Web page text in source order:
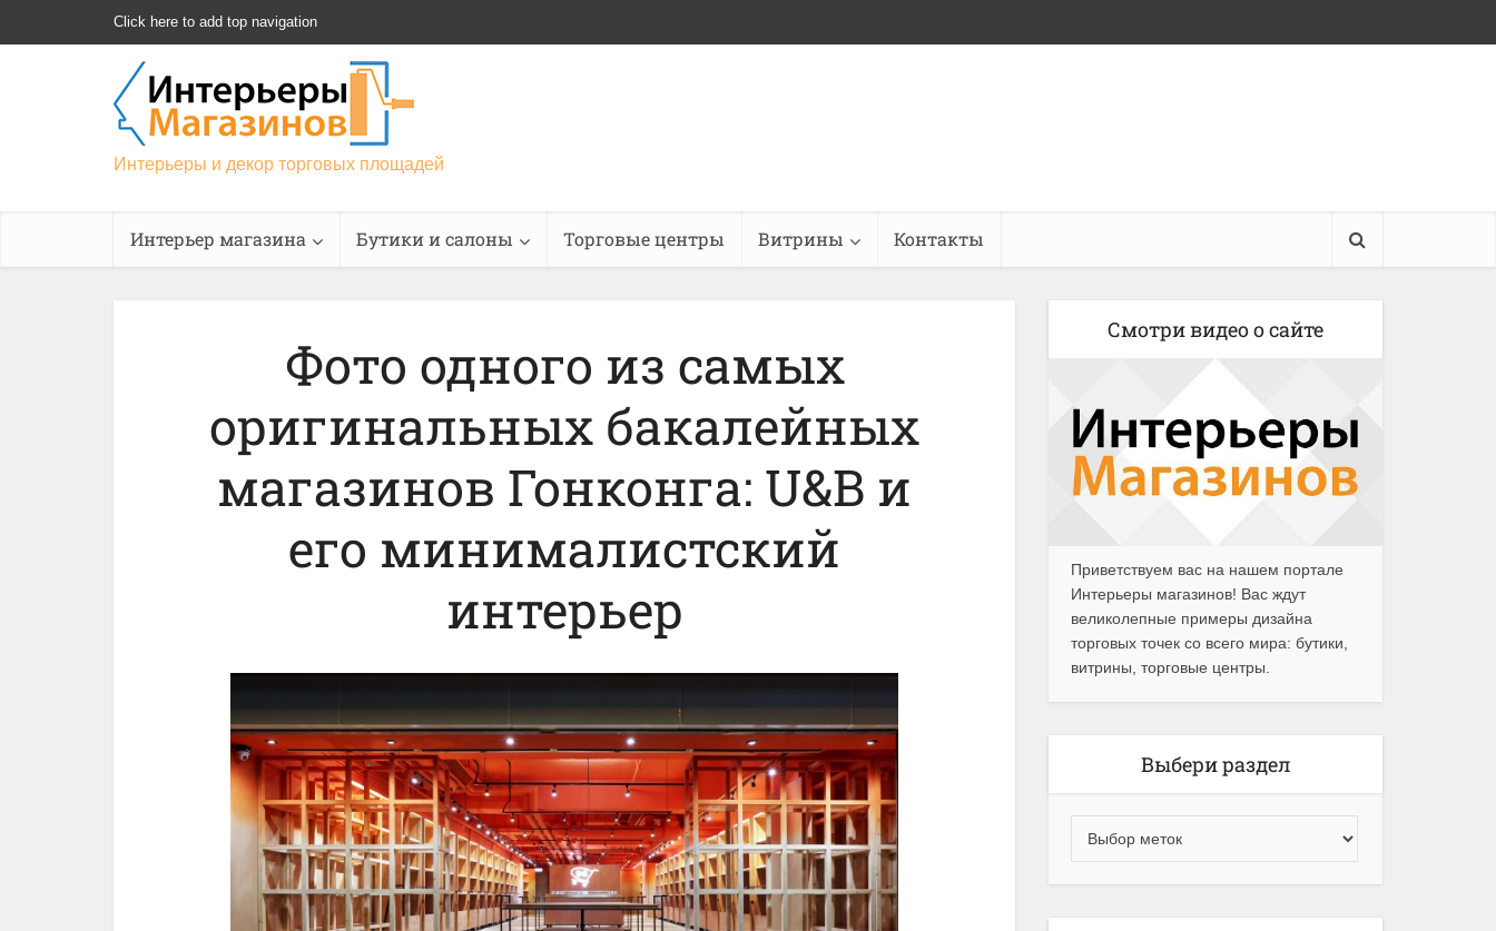
Click here to add top navigation
Интерьеры и декор торговых площадей
Интерьер магазина Бутики и салоны Торговые центры Витрины Контакты
Фото одного из самых
оригинальных бакалейных
магазинов Гонконга: U&B и
его минималистский
интерьер
Смотри видео о сайте
Приветствуем вас на нашем портале
Интерьеры магазинов! Вас ждут
великолепные примеры дизайна
торговых точек со всего мира: бутики,
витрины, торговые центры.
Выбери раздел